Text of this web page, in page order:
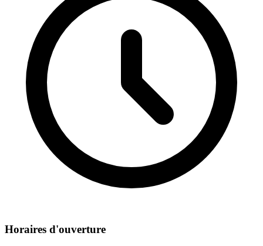
Horaires d'ouverture